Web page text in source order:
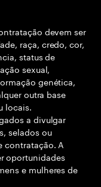
devem ser
raça, credo, cor,
status de
sexual,
genética,
outra base
locais.
a divulgar
selados ou
contratação. A
oportunidades
e mulheres de